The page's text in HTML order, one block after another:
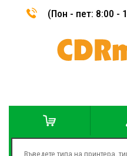
(Пон - пет: 8:00 -